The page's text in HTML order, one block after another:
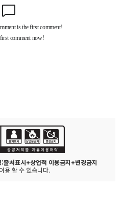
출처표시+상업적 이용금지+변경금지
용 할 수 있습니다.